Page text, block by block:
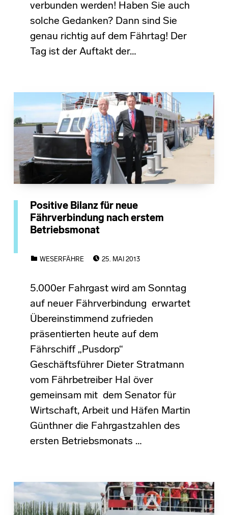
verbunden werden! Haben Sie auch
solche Gedanken? Dann sind Sie
genau richtig auf dem Fährtag! Der
Tag ist der Auftakt der…
Positive Bilanz für neue
Fährverbindung nach erstem
Betriebsmonat
WESERFÄHRE
25. MAI 2013
5.000er Fahrgast wird am Sonntag
auf neuer Fährverbindung erwartet
Übereinstimmend zufrieden
präsentierten heute auf dem
Fährschiff „Pusdorp“
Geschäftsführer Dieter Stratmann
vom Fährbetreiber Hal över
gemeinsam mit dem Senator für
Wirtschaft, Arbeit und Häfen Martin
Günthner die Fahrgastzahlen des
ersten Betriebsmonats …